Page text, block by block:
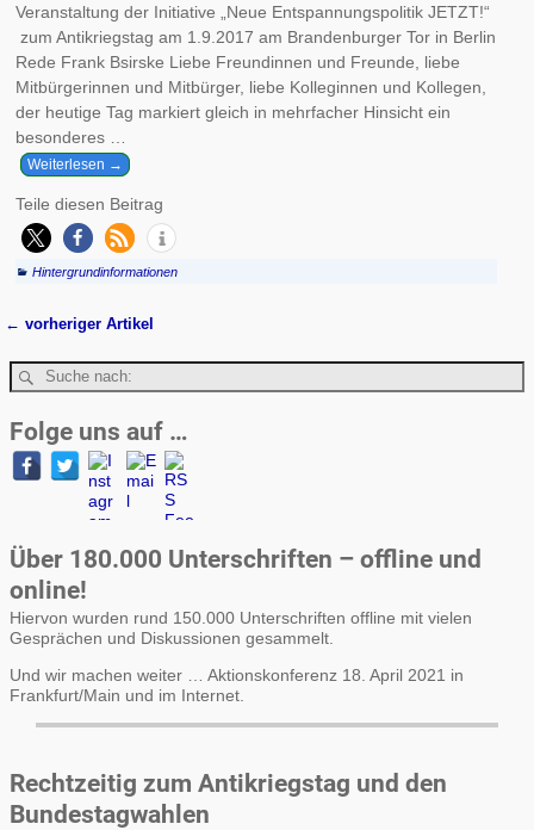
Veranstaltung der Initiative „Neue Entspannungspolitik JETZT!“
zum Antikriegstag am 1.9.2017 am Brandenburger Tor in Berlin
Rede Frank Bsirske Liebe Freundinnen und Freunde, liebe
Mitbürgerinnen und Mitbürger, liebe Kolleginnen und Kollegen,
der heutige Tag markiert gleich in mehrfacher Hinsicht ein
besonderes
Weiterlesen →
Teile diesen Beitrag
Hintergrundinformationen
←vorheriger Artikel
Folge uns auf …
Über 180.000 Unterschriften – offline und
online!
Hiervon wurden rund 150.000 Unterschriften offline mit vielen
Gesprächen und Diskussionen gesammelt.
Und wir machen weiter … Aktionskonferenz 18. April 2021 in
Frankfurt/Main und im Internet.
Rechtzeitig zum Antikriegstag und den
Bundestagwahlen